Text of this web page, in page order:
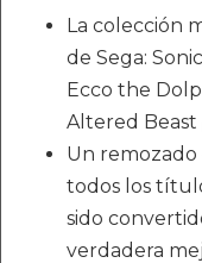
La colección
de Sega:
Ecco the
Altered Beast
Un remozado
todos los
sido
verdadera